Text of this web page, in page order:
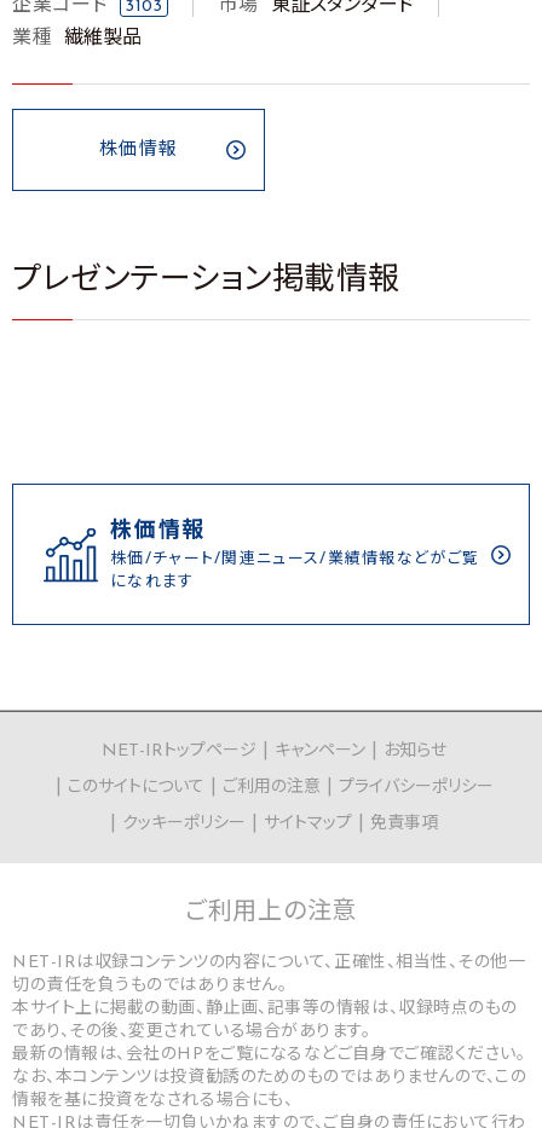
企業コード 3103 市場
東証スタンダード
業種
繊維製品
株価情報
プレゼンテーション掲載情報
株価情報
株価/チャート/関連ニュース/業績情報などがご覧
になれます
NET-IRトップページ キャンペーン
お知らせ
このサイトについて
ご利用の注意
プライバシーポリシー
クッキーポリシー
サイトマップ 免責事項
ご利用上の注意
NET-IRは収録コンテンツの内容について、正確性、相当性、その他一
切の責任を負うものではありません。
本サイト上に掲載の動画、静止画、記事等の情報は、収録時点のもの
であり、その後、変更されている場合があります。
最新の情報は、会社のHPをご覧になるなどご自身でご確認ください。
なお、本コンテンツは投資勧誘のためのものではありませんので、この
情報を基に投資をなされる場合にも、
NET-IRは責任を一切負いかねますので、ご自身の責任において行わ